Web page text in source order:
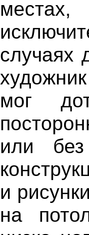
случаях
мог
или без
и
на